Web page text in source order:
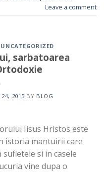
Leave a comment
UNCATEGORIZED
sarbatoarea
24, 2015 BY BLOG
Iisus Hristos este
istoria mantuirii care
si in casele
vine dupa o